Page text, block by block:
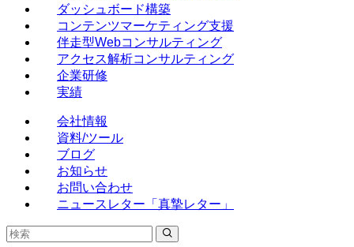
ダッシュボード構築
コンテンツマーケティング支援
伴走型Webコンサルティング
アクセス解析コンサルティング
企業研修
実績
会社情報
資料/ツール
ブログ
お知らせ
お問い合わせ
ニュースレター「真摯レター」